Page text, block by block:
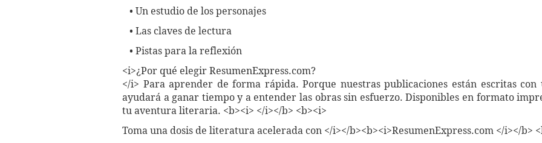
• Un estudio de los personajes
• Las claves de lectura
• Pistas para la reflexión
<i>¿Por qué elegir ResumenExpress.com?
</i> Para aprender de forma rápida. Porque nuestras publicaciones están escritas
ayudará a ganar tiempo y a entender las obras sin esfuerzo. Disponibles en formato
tu aventura literaria. <b><i> </i></b> <b><i>
Toma una dosis de literatura acelerada con </i></b><b><i>ResumenExpress.com </i></b>